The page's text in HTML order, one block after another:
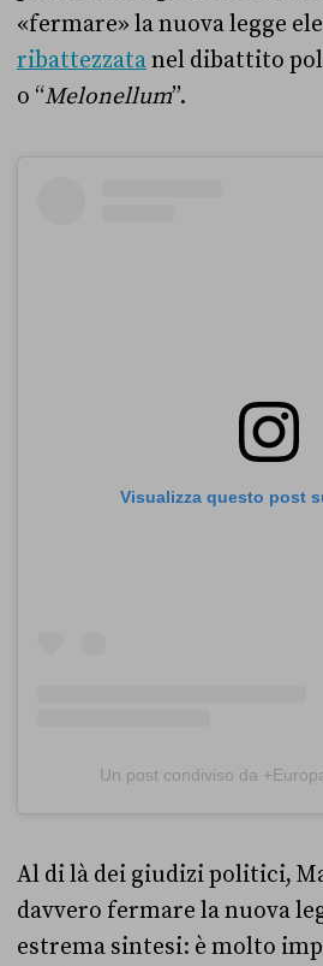
«fermare» la nuova legge
ribattezzatanel dibattito
o “Melonellum”.
Visualizza questo post
Un post condiviso da
Al di là dei giudizi politici,
davvero fermare la nuova
estrema sintesi: è molto